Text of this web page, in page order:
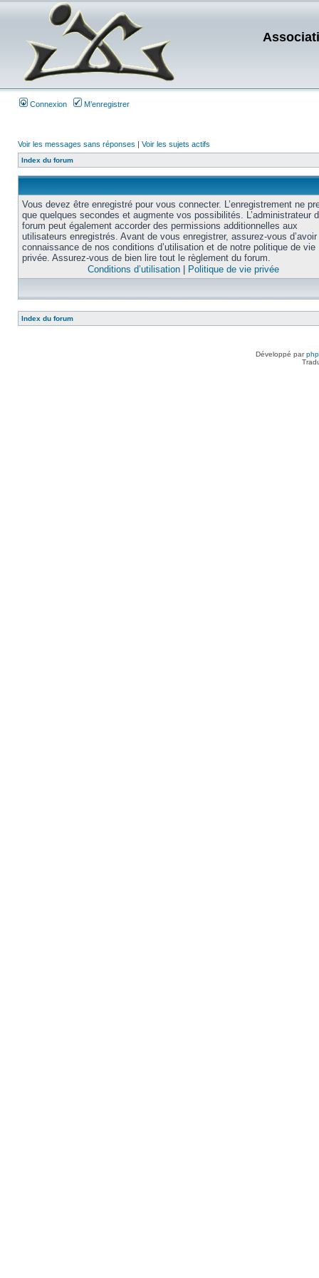
Connexion M’enregistrer
Voir les messages sans réponses | Voir les sujets actifs
Index du forum
Vous devez être enregistré pour vous connecter. L’enregistrement ne
que quelques secondes et augmente vos possibilités. L’administrateur
forum peut également accorder des permissions additionnelles aux
utilisateurs enregistrés. Avant de vous enregistrer, assurez-vous
connaissance de nos conditions d’utilisation et de notre politique de vie
privée. Assurez-vous de bien lire tout le règlement du forum.
Conditions d’utilisation
Politique de vie privée
Index du forum
Développé par